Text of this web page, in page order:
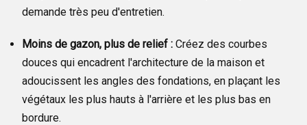
demande très peu d'entretien.
Moins de gazon, plus de relief : Créez des courbes
douces qui encadrent l'architecture de la maison et
adoucissent les angles des fondations, en plaçant les
végétaux les plus hauts à l'arrière et les plus bas en
bordure.